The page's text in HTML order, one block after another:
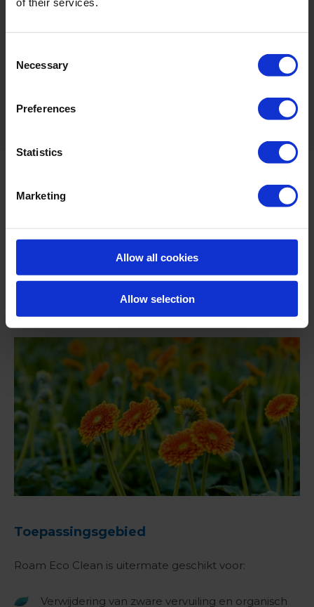
Selection
Necessary
Preferences
Statistics
Marketing
Allow all cookies
Allow selection
materialen*
compatibiliteit vóór toepassing
Toepassingsgebied
Roam Eco Clean is uitermate geschikt voor:
Verwijdering van zware vervuiling en organisch